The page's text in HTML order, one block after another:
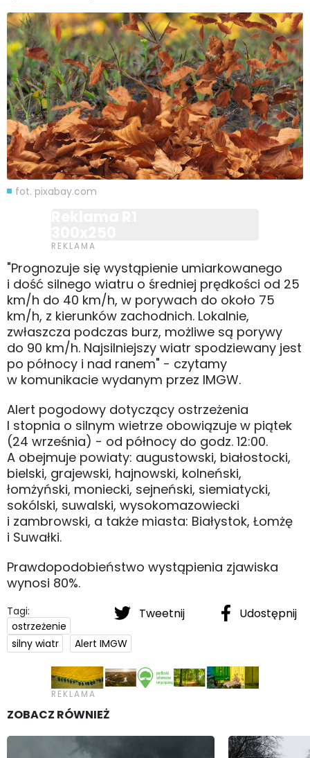
fot. pixabay.com
"Prognozuje się wystąpienie umiarkowanego
i dość silnego wiatru o średniej prędkości od 25
km/h do 40 km/h, w porywach do około 75
km/h, z kierunków zachodnich. Lokalnie,
zwłaszcza podczas burz, możliwe są porywy
do 90 km/h. Najsilniejszy wiatr spodziewany jest
po północy i nad ranem" - czytamy
w komunikacie wydanym przez IMGW.
Alert pogodowy dotyczący ostrzeżenia
I stopnia o silnym wietrze obowiązuje w piątek
(24 września) - od północy do godz. 12:00.
A obejmuje powiaty: augustowski, białostocki,
bielski, grajewski, hajnowski, kolneński,
łomżyński, moniecki, sejneński, siemiatycki,
sokólski, suwalski, wysokomazowiecki
i zambrowski, a także miasta: Białystok, Łomżę
i Suwałki.
Prawdopodobieństwo wystąpienia zjawiska
wynosi 80%.
Tweetnij Udostępnij
Tagi:
ostrzeżenie
silny wiatr
Alert IMGW
ZOBACZ RÓWNIEŻ